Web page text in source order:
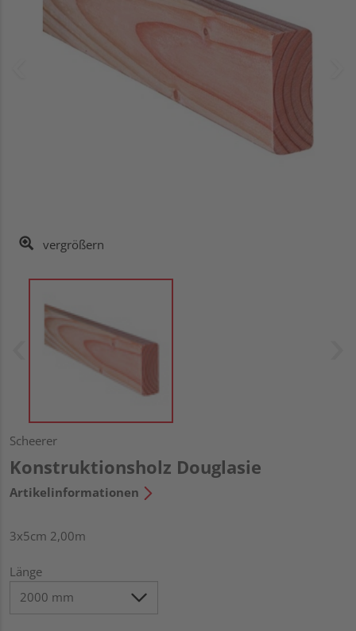
vergrößern
Scheerer
Konstruktionsholz Douglasie
Artikelinformationen
3x5cm 2,00m
Länge